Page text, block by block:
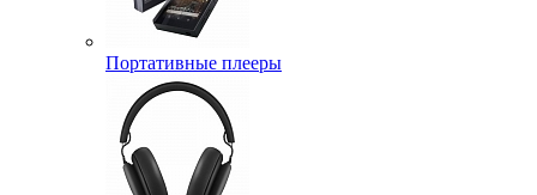
Портативные плееры